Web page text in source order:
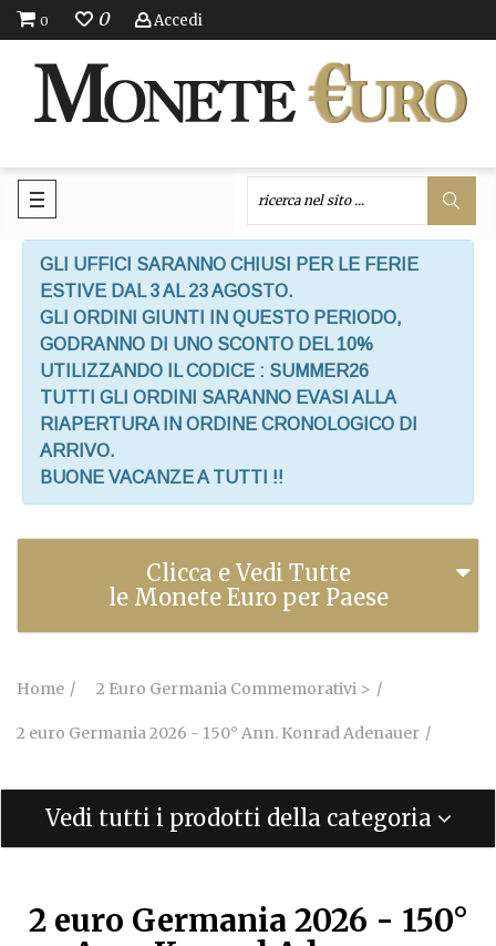
0 0 Accedi
GLI UFFICI SARANNO CHIUSI PER LE FERIE
ESTIVE DAL 3 AL 23 AGOSTO.
GLI ORDINI GIUNTI IN QUESTO PERIODO,
GODRANNO DI UNO SCONTO DEL 10%
UTILIZZANDO IL CODICE : SUMMER26
TUTTI GLI ORDINI SARANNO EVASI ALLA
RIAPERTURA IN ORDINE CRONOLOGICO DI
ARRIVO.
BUONE VACANZE A TUTTI !!
Clicca e Vedi Tutte
le Monete Euro per Paese
Home 2 Euro Germania Commemorativi >
2 euro Germania 2026 - 150° Ann. Konrad Adenauer
Vedi tutti i prodotti della categoria
2 euro Germania 2026 - 150°